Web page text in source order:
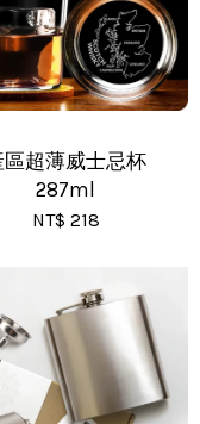
250 元
區超薄威士忌杯
287ml
NT$ 218